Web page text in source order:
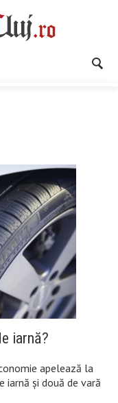
iarnă?
apelează la
iarnă și două de vară